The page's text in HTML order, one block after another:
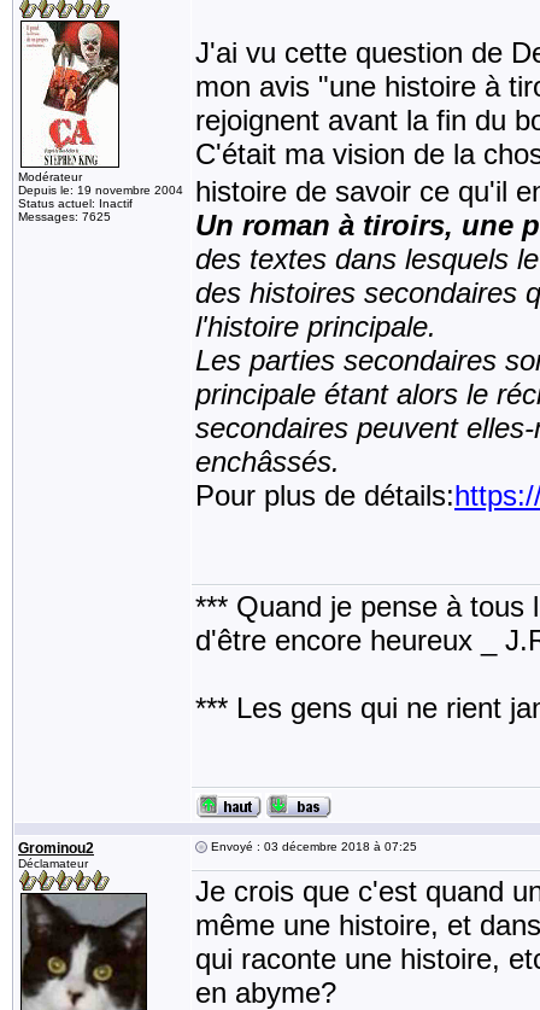
Modérateur
Depuis le: 19 novembre 2004
Status actuel: Inactif
Messages: 7625
J'ai vu cette question de
mon avis "une histoire à
rejoignent avant la fin du
C'était ma vision de la
histoire de savoir ce qu'il
Un roman à tiroirs, une
des textes dans lesquels
des histoires secondaires
l'histoire principale.
Les parties secondaires
principale étant alors le
secondaires peuvent
enchâssés.
Pour plus de détails:
*** Quand je pense à tous
d'être encore heureux _
*** Les gens qui ne rient
Grominou2
Déclamateur
Envoyé : 03 décembre 2018 à 07:25
Je crois que c'est quand
même une histoire, et
qui raconte une histoire,
en abyme?